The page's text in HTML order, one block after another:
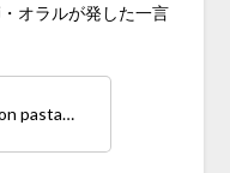
オラルが発した一言
pasta…